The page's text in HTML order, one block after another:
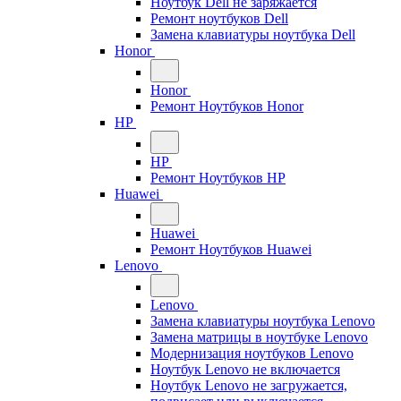
Ремонт ноутбуков Dell
Замена клавиатуры ноутбука Dell
Honor
Honor
Ремонт Ноутбуков Honor
HP
HP
Ремонт Ноутбуков HP
Huawei
Huawei
Ремонт Ноутбуков Huawei
Lenovo
Lenovo
Замена клавиатуры ноутбука Lenovo
Замена матрицы в ноутбуке Lenovo
Модернизация ноутбуков Lenovo
Ноутбук Lenovo не включается
Ноутбук Lenovo не загружается,